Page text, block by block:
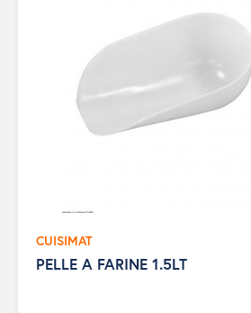
CUISIMAT
PELLE A FARINE 1.5LT